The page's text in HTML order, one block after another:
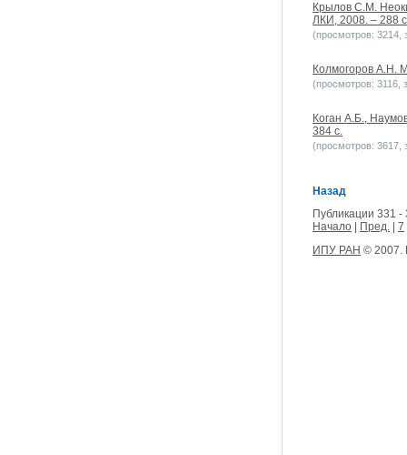
Крылов С.М.
ЛКИ, 2008. – 288
(просмотров: 3214,
Колмогоров А.Н.
(просмотров: 3116,
Коган А.Б.,
384 с.
(просмотров: 3617,
Назад
Публикации 331 -
Начало
Пред.
7
ИПУ РАН © 2007.